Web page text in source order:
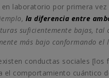
laboratorio por primera
la diferencia entre
suficientemente bajas,
más bajo conformando el
conductas sociales
el comportamiento cuántico